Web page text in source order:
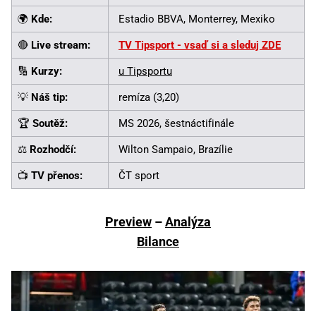
🌍 Kde: Estadio BBVA, Monterrey, Mexiko
🔴 Live stream: TV Tipsport - vsaď si a sleduj ZDE
🔢 Kurzy: u Tipsportu
💡 Náš tip: remíza (3,20)
🏆 Soutěž: MS 2026, šestnáctifinále
⚖️ Rozhodčí: Wilton Sampaio, Brazílie
📺 TV přenos: ČT sport
Preview –Analýza
Bilance